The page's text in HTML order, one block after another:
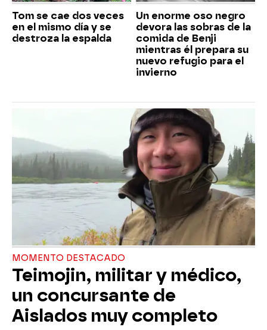
Tom se cae dos veces
en el mismo día y se
destroza la espalda
Un enorme oso negro
devora las sobras de la
comida de Benji
mientras él prepara su
nuevo refugio para el
invierno
MOMENTO DESTACADO
Teimojin, militar y médico,
un concursante de
Aislados muy completo